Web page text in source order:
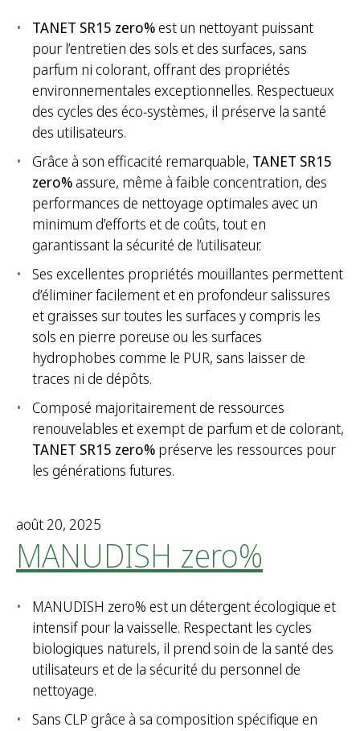
TANET SR15 zero% est un nettoyant puissant
pour l’entretien des sols et des surfaces, sans
parfum ni colorant, offrant des propriétés
environnementales exceptionnelles. Respectueux
des cycles des éco-systèmes, il préserve la santé
des utilisateurs.
Grâce à son efficacité remarquable, TANET SR15
zero% assure, même à faible concentration, des
performances de nettoyage optimales avec un
minimum d’efforts et de coûts, tout en
garantissant la sécurité de l’utilisateur.
Ses excellentes propriétés mouillantes permettent
d’éliminer facilement et en profondeur salissures
et graisses sur toutes les surfaces y compris les
sols en pierre poreuse ou les surfaces
hydrophobes comme le PUR, sans laisser de
traces ni de dépôts.
Composé majoritairement de ressources
renouvelables et exempt de parfum et de colorant,
TANET SR15 zero% préserve les ressources pour
les générations futures.
août 20, 2025
MANUDISH zero%
MANUDISH zero% est un détergent écologique et
intensif pour la vaisselle. Respectant les cycles
biologiques naturels, il prend soin de la santé des
utilisateurs et de la sécurité du personnel de
nettoyage.
Sans CLP grâce à sa composition spécifique en